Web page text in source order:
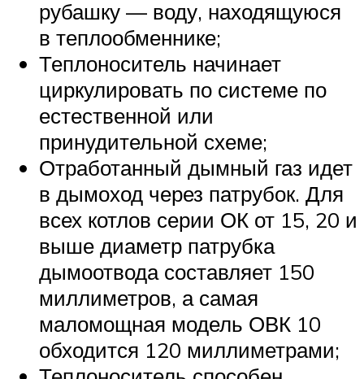
рубашку — воду, находящуюся
в теплообменнике;
Теплоноситель начинает
циркулировать по системе по
естественной или
принудительной схеме;
Отработанный дымный газ идет
в дымоход через патрубок. Для
всех котлов серии ОК от 15, 20 и
выше диаметр патрубка
дымоотвода составляет 150
миллиметров, а самая
маломощная модель ОВК 10
обходится 120 миллиметрами;